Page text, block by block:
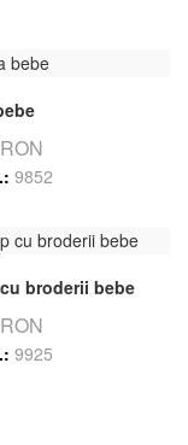
9852
broderii bebe
9925